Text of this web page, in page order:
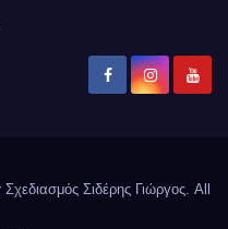
Σιδέρης Γιώργος. All